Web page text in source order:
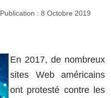
Publication : 8 Octobre 2019
En 2017, de nombreux
sites Web américains
ont protesté contre les